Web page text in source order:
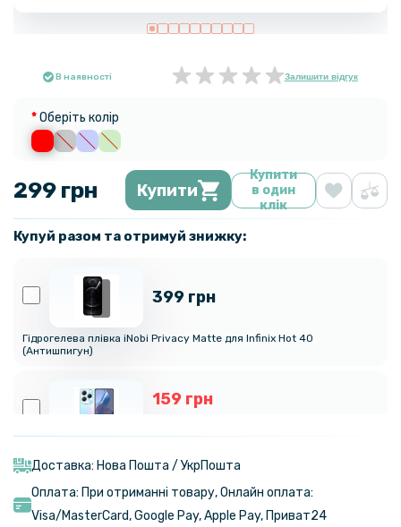
В наявності Залишити відгук
Оберіть колір
299 грн Купити
Купити
в один
клік
Купуй разом та отримуй знижку:
399 грн
Гідрогелева плівка iNobi Privacy Matte для Infinix Hot 40
(Антишпигун)
159 грн
Transparent
239 грн
Доставка: Нова Пошта / УкрПошта
Оплата: При отриманні товару, Онлайн оплата:
Visa/MasterСard, Google Pay, Apple Pay, Приват24